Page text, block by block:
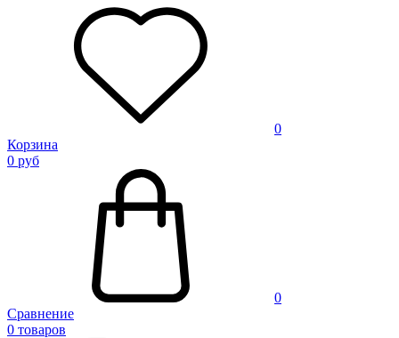
0
Корзина
0 руб
0
Сравнение
0 товаров